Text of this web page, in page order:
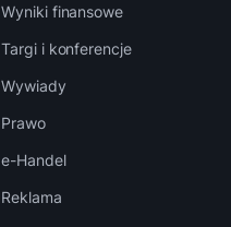
Wyniki finansowe
Targi i konferencje
Wywiady
Prawo
e-Handel
Reklama